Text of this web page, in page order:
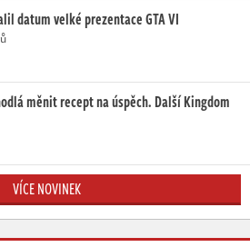
datum velké prezentace GTA VI
měnit recept na úspěch. Další Kingdom
VÍCE NOVINEK